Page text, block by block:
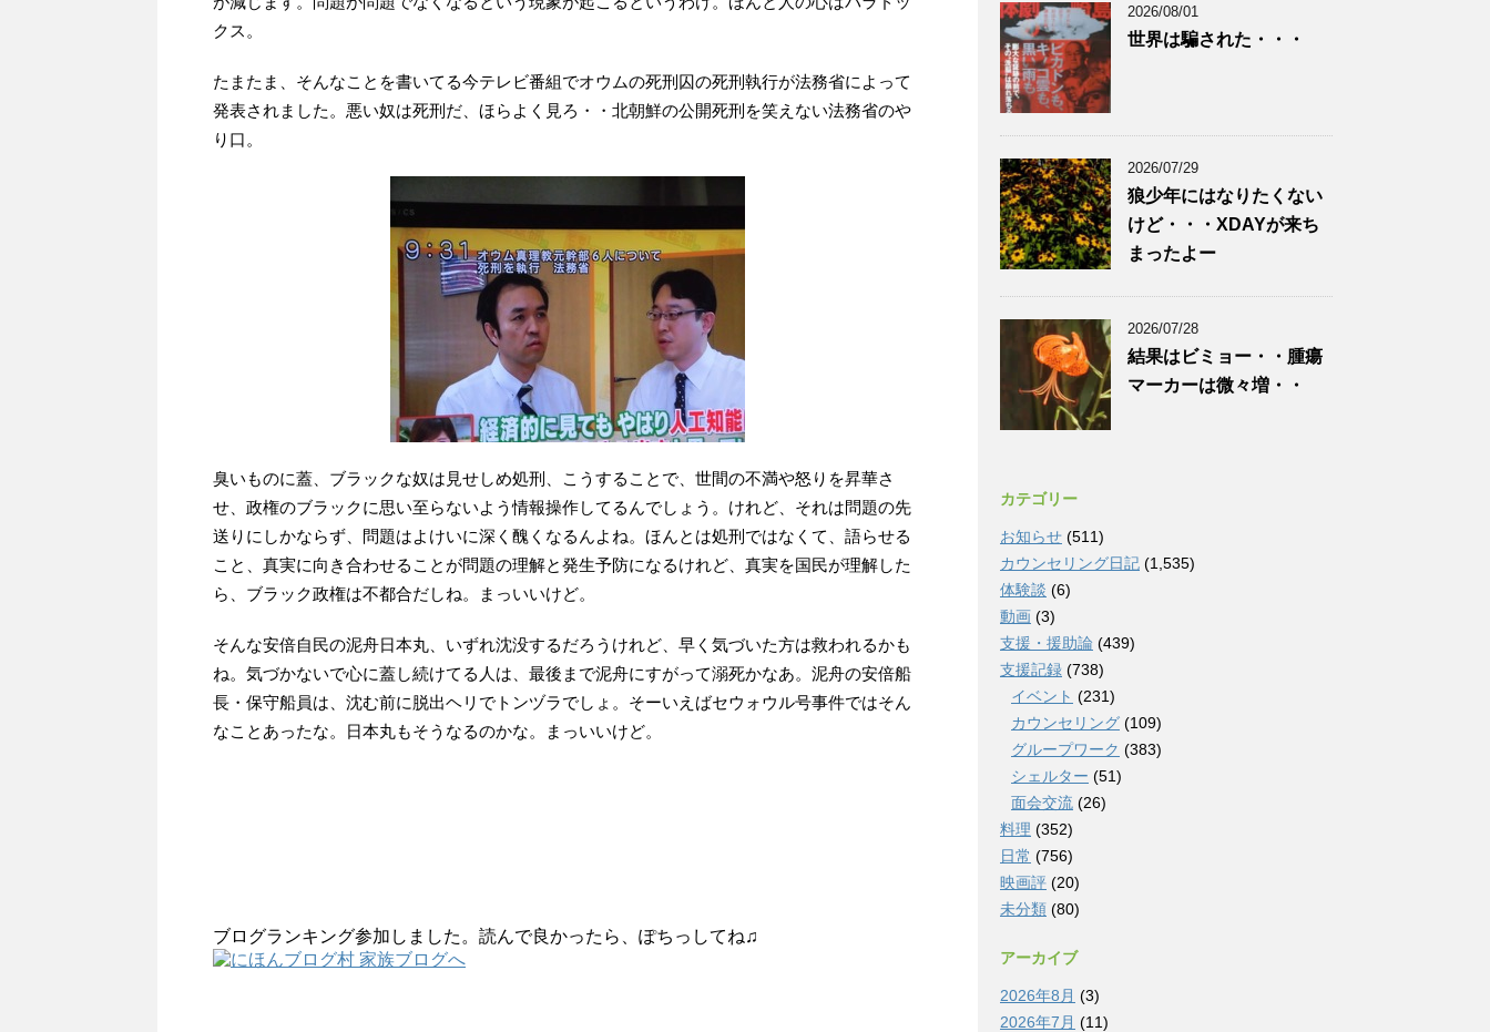
クス。
たまたま、そんなことを書いてる今テレビ番組でオウムの死刑囚の死刑執行が法務省によって
発表されました。悪い奴は死刑だ、ほらよく見ろ・・北朝鮮の公開死刑を笑えない法務省のや
り口。
臭いものに蓋、ブラックな奴は見せしめ処刑、こうすることで、世間の不満や怒りを昇華さ
せ、政権のブラックに思い至らないよう情報操作してるんでしょう。けれど、それは問題の先
送りにしかならず、問題はよけいに深く醜くなるんよね。ほんとは処刑ではなくて、語らせる
こと、真実に向き合わせることが問題の理解と発生予防になるけれど、真実を国民が理解した
ら、ブラック政権は不都合だしね。まっいいけど。
そんな安倍自民の泥舟日本丸、いずれ沈没するだろうけれど、早く気づいた方は救われるかも
ね。気づかないで心に蓋し続けてる人は、最後まで泥舟にすがって溺死かなあ。泥舟の安倍船
長・保守船員は、沈む前に脱出ヘリでトンヅラでしょ。そーいえばセウォウル号事件ではそん
なことあったな。日本丸もそうなるのかな。まっいいけど。
ブログランキング参加しました。読んで良かったら、ぽちっしてね♫
2026/08/01
世界は騙された・・・
2026/07/29
狼少年にはなりたくない
けど・・・XDAYが来ち
まったよー
2026/07/28
結果はビミョー・・腫瘍
マーカーは微々増・・
カテゴリー
お知らせ (511)
カウンセリング日記 (1,535)
体験談 (6)
動画 (3)
支援・援助論 (439)
支援記録 (738)
イベント (231)
カウンセリング (109)
グループワーク (383)
シェルター (51)
面会交流 (26)
料理 (352)
日常 (756)
映画評 (20)
未分類 (80)
アーカイブ
2026年8月 (3)
2026年7月 (11)